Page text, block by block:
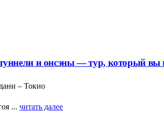
и онсэны — тур, который вы
– Токио
... читать далее